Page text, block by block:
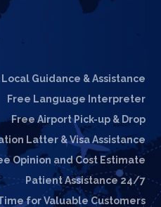
Local Guidance & Assistance
Free Language Interpreter
Free Airport Pick-up & Drop
Latter & Visa Assistance
Opinion and Cost Estimate
24/7 Patient Assistance
for Valuable Customers